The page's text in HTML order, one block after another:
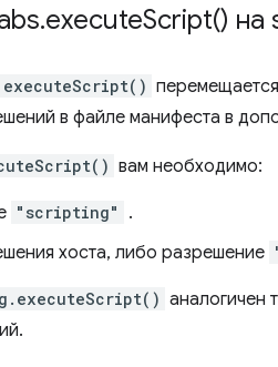
.executeScript() на
executeScript()
в файле манифеста в
вам необходимо:
"scripting"
.
хоста, либо разрешение
аналогичен